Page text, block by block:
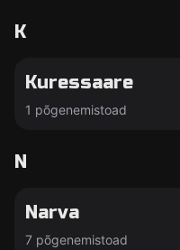
K
Kuressaare
1 põgenemistoad
N
Narva
7 põgenemistoad